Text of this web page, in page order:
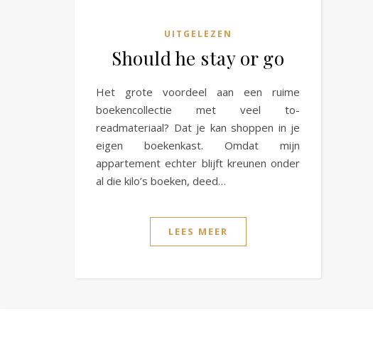
UITGELEZEN
Should he stay or go
Het grote voordeel aan een ruime
boekencollectie met veel to-
readmateriaal? Dat je kan shoppen in je
eigen boekenkast. Omdat mijn
appartement echter blijft kreunen onder
al die kilo’s boeken, deed…
LEES MEER